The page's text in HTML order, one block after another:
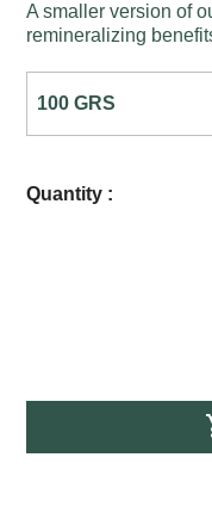
A smaller version of
remineralizing
Quantity :